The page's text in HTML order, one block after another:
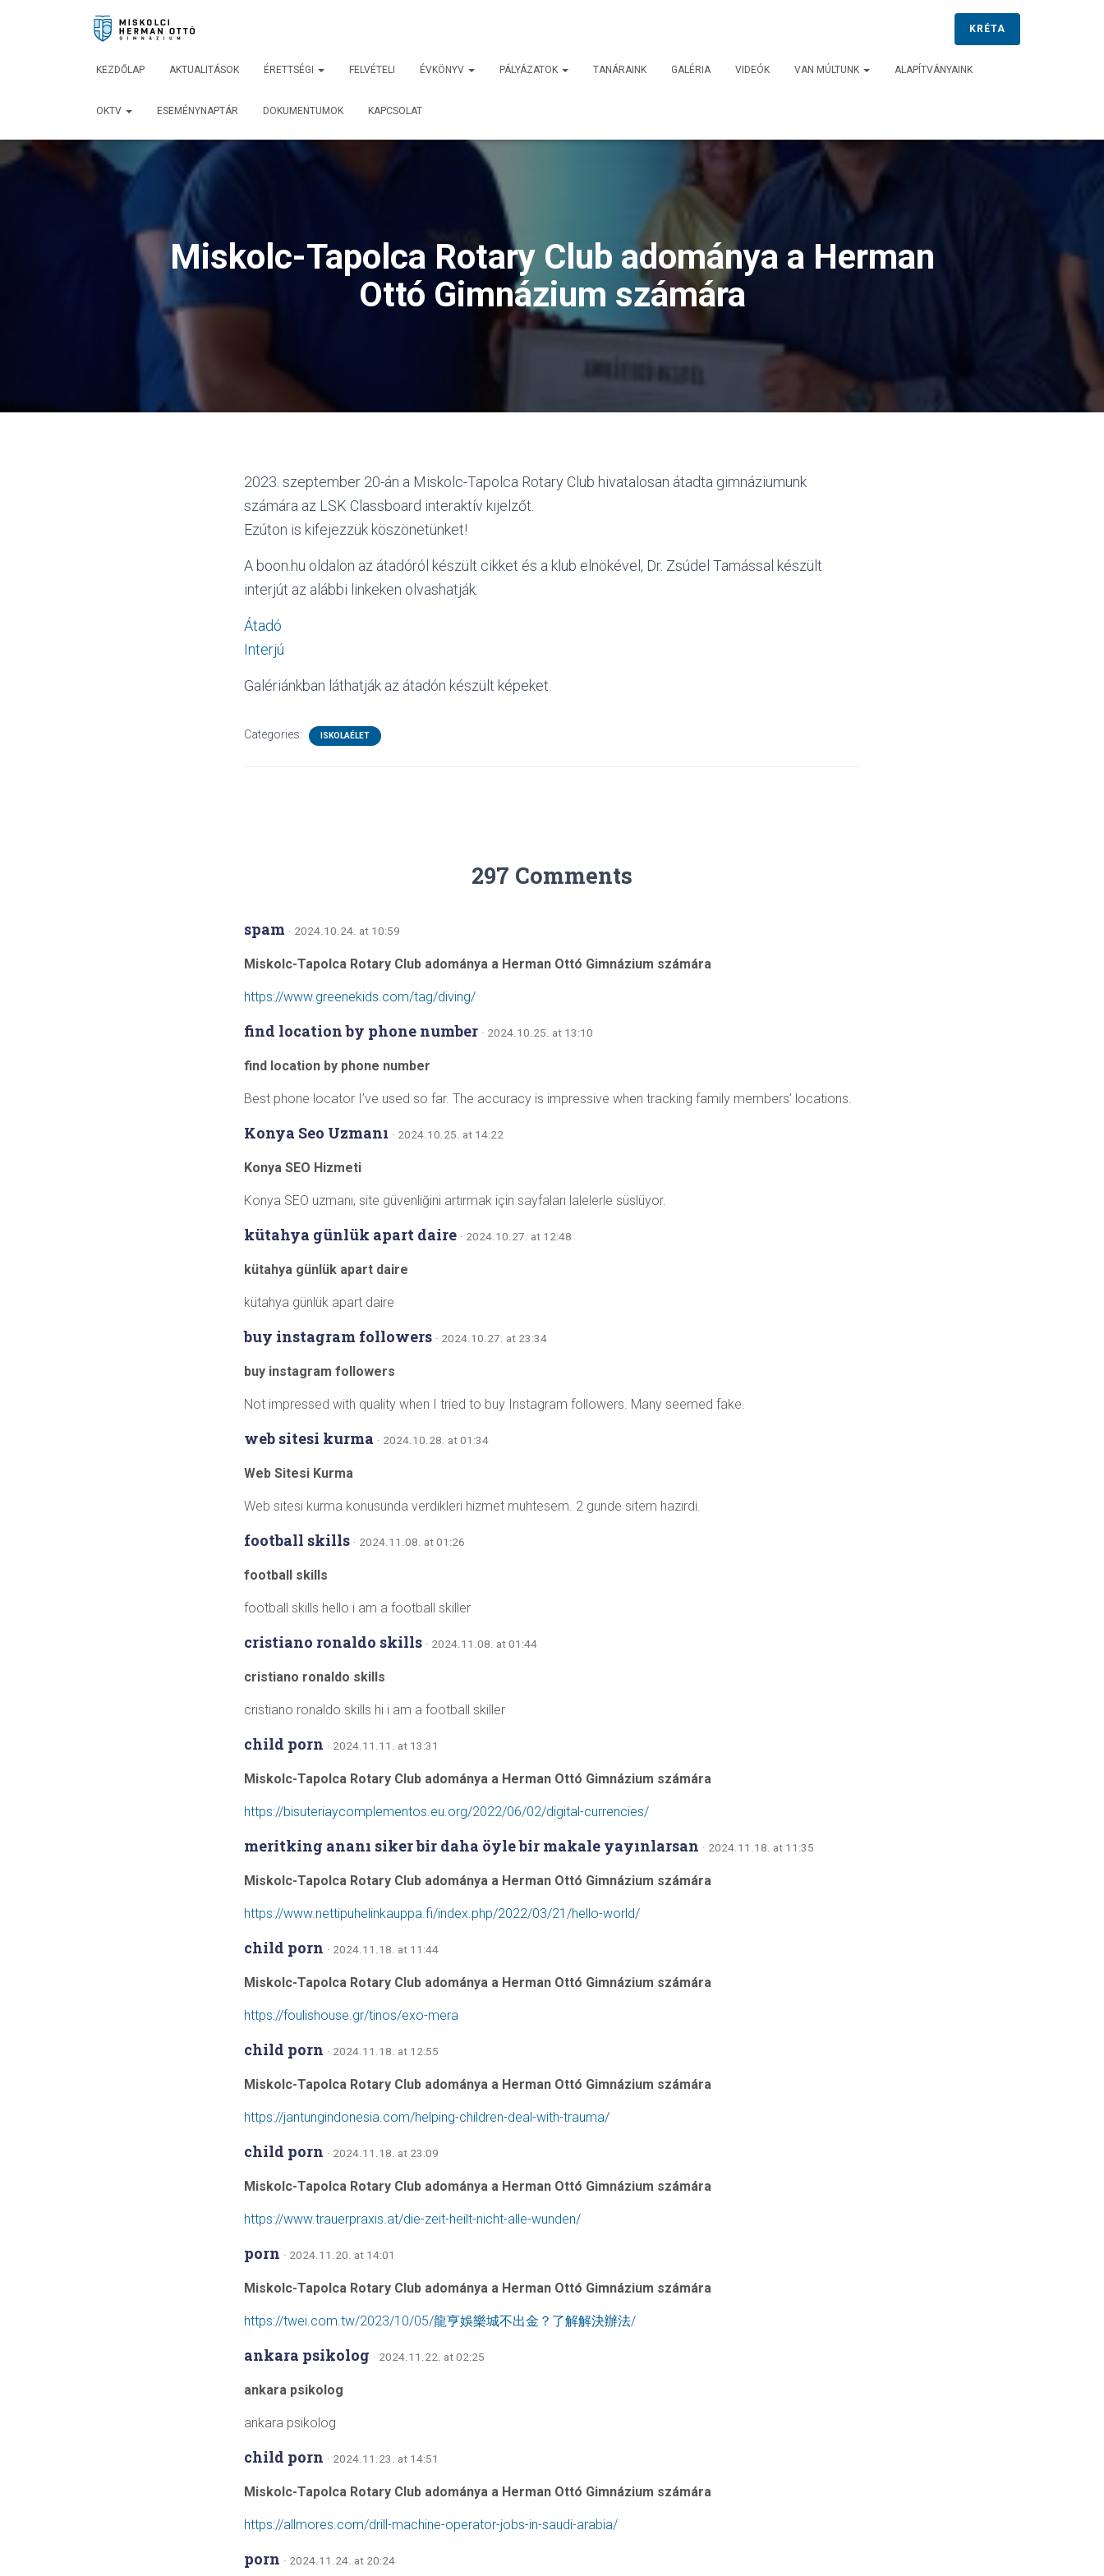
KRÉTA
KEZDŐLAP AKTUALITÁSOK ÉRETTSÉGI FELVÉTELI ÉVKÖNYV PÁLYÁZATOK TANÁRAINK GALÉRIA VIDEÓK VAN MÚLTUNK ALAPÍTVÁNYAINK
OKTV ESEMÉNYNAPTÁR DOKUMENTUMOK KAPCSOLAT
Miskolc-Tapolca Rotary Club adománya a Herman
Ottó Gimnázium számára
2023. szeptember 20-án a Miskolc-Tapolca Rotary Club hivatalosan átadta gimnáziumunk
számára az LSK Classboard interaktív kijelzőt.
Ezúton is kifejezzük köszönetünket!
A boon.hu oldalon az átadóról készült cikket és a klub elnökével, Dr. Zsúdel Tamással készült
interjút az alábbi linkeken olvashatják:
Átadó
Interjú
Galériánkban láthatják az átadón készült képeket.
Categories: ISKOLAÉLET
297 Comments
spam · 2024.10.24. at 10:59
Miskolc-Tapolca Rotary Club adománya a Herman Ottó Gimnázium számára
https://www.greenekids.com/tag/diving/
find location by phone number · 2024.10.25. at 13:10
find location by phone number
Best phone locator I’ve used so far. The accuracy is impressive when tracking family members’ locations.
Konya Seo Uzmanı · 2024.10.25. at 14:22
Konya SEO Hizmeti
Konya SEO uzmanı, site güvenliğini artırmak için sayfaları lalelerle süslüyor.
kütahya günlük apart daire · 2024.10.27. at 12:48
kütahya günlük apart daire
kütahya günlük apart daire
buy instagram followers · 2024.10.27. at 23:34
buy instagram followers
Not impressed with quality when I tried to buy Instagram followers. Many seemed fake.
web sitesi kurma · 2024.10.28. at 01:34
Web Sitesi Kurma
Web sitesi kurma konusunda verdikleri hizmet muhtesem. 2 gunde sitem hazirdi.
football skills · 2024.11.08. at 01:26
football skills
football skills hello i am a football skiller
cristiano ronaldo skills · 2024.11.08. at 01:44
cristiano ronaldo skills
cristiano ronaldo skills hi i am a football skiller
child porn · 2024.11.11. at 13:31
Miskolc-Tapolca Rotary Club adománya a Herman Ottó Gimnázium számára
https://bisuteriaycomplementos.eu.org/2022/06/02/digital-currencies/
meritking ananı siker bir daha öyle bir makale yayınlarsan · 2024.11.18. at 11:35
Miskolc-Tapolca Rotary Club adománya a Herman Ottó Gimnázium számára
https://www.nettipuhelinkauppa.fi/index.php/2022/03/21/hello-world/
child porn · 2024.11.18. at 11:44
Miskolc-Tapolca Rotary Club adománya a Herman Ottó Gimnázium számára
https://foulishouse.gr/tinos/exo-mera
child porn · 2024.11.18. at 12:55
Miskolc-Tapolca Rotary Club adománya a Herman Ottó Gimnázium számára
https://jantungindonesia.com/helping-children-deal-with-trauma/
child porn · 2024.11.18. at 23:09
Miskolc-Tapolca Rotary Club adománya a Herman Ottó Gimnázium számára
https://www.trauerpraxis.at/die-zeit-heilt-nicht-alle-wunden/
porn · 2024.11.20. at 14:01
Miskolc-Tapolca Rotary Club adománya a Herman Ottó Gimnázium számára
https://twei.com.tw/2023/10/05/龍亨娛樂城不出金？了解解決辦法/
ankara psikolog · 2024.11.22. at 02:25
ankara psikolog
ankara psikolog
child porn · 2024.11.23. at 14:51
Miskolc-Tapolca Rotary Club adománya a Herman Ottó Gimnázium számára
https://allmores.com/drill-machine-operator-jobs-in-saudi-arabia/
porn · 2024.11.24. at 20:24